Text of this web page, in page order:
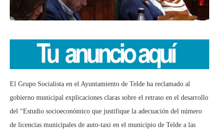
El Grupo Socialista en el Ayuntamiento de Telde ha reclamado al
gobierno municipal explicaciones claras sobre el retraso en el desarrollo
del “Estudio socioeconómico que justifique la adecuación del número
de licencias municipales de auto-taxi en el municipio de Telde a las